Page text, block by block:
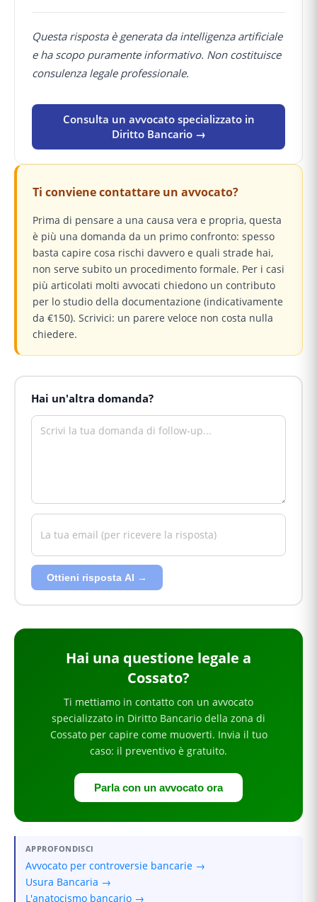
Questa risposta è generata da intelligenza artificiale
e ha scopo puramente informativo. Non costituisce
consulenza legale professionale.
Consulta un avvocato specializzato in
Diritto Bancario →
Ti conviene contattare un avvocato?
Prima di pensare a una causa vera e propria, questa
è più una domanda da un primo confronto: spesso
basta capire cosa rischi davvero e quali strade hai,
non serve subito un procedimento formale. Per i casi
più articolati molti avvocati chiedono un contributo
per lo studio della documentazione (indicativamente
da €150). Scrivici: un parere veloce non costa nulla
chiedere.
Hai un'altra domanda?
Ottieni risposta AI →
Hai una questione legale a
Cossato?
Ti mettiamo in contatto con un avvocato
specializzato in Diritto Bancario della zona di
Cossatoper capire come muoverti. Invia il tuo
caso: il preventivo è gratuito.
Parla con un avvocato ora
APPROFONDISCI
Avvocato per controversie bancarie →
Usura Bancaria →
L'anatocismo bancario →